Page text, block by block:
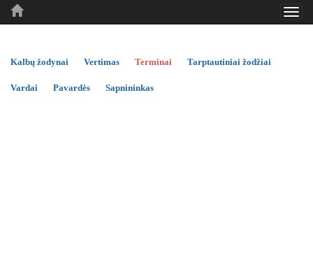
..
..
Kalbų žodynai Vertimas Terminai Tarptautiniai žodžiai
Vardai Pavardės Sapnininkas